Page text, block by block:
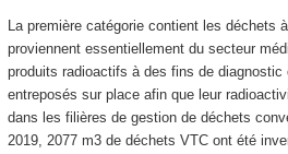
La première catégorie contient les déchets
proviennent essentiellement du secteur
produits radioactifs à des fins de
entreposés sur place afin que leur
dans les filières de gestion de déchets
2019, 2077 m3de déchets VTC ont été